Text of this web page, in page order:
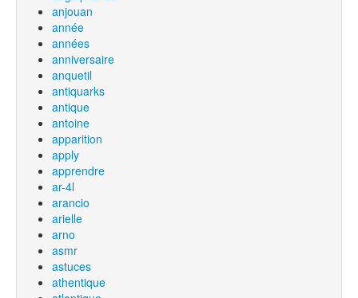
anjouan
année
années
anniversaire
anquetil
antiquarks
antique
antoine
apparition
apply
apprendre
ar-4l
arancio
arielle
arno
asmr
astuces
athentique